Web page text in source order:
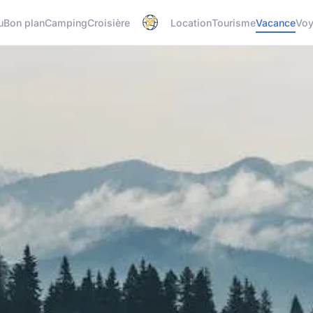
Bon planCampingCroisière LocationTourismeVacance